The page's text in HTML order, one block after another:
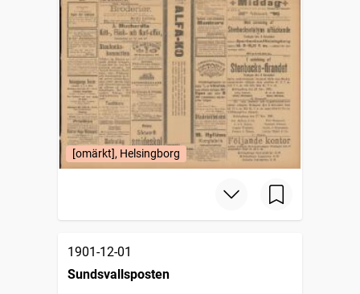
[omärkt], Helsingborg
1901-12-01
Sundsvallsposten